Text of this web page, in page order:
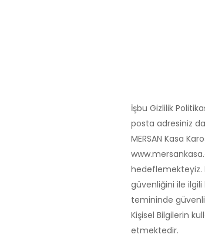
İşbu Gizlilik
posta adresiniz
MERSAN Kasa
hedeflemekteyiz.
güvenliğini ile ilgili
temininde güvenli
Kişisel Bilgilerin
etmektedir.